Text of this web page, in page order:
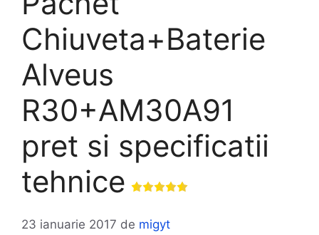
Chiuveta+Baterie
Alveus
R30+AM30A91
pret si specificatii
tehnice
23 ianuarie 2017 de migyt